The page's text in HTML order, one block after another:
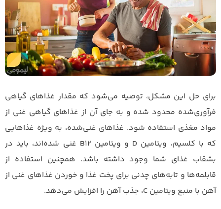
برای حل این مشکل، توصیه می‌شود که مقدار غذاهای گیاهی
فرآوری‌شده محدود شده و به جای آن از غذاهای گیاهی غنی از
مواد مغذی استفاده شود. غذاهای غنی‌شده، به ویژه غذاهایی
که با کلسیم، ویتامین D و ویتامین B12 غنی شده‌اند، باید در
بشقاب غذای شما وجود داشته باشد. همچنین استفاده از
قابلمه‌ها و تابه‌های چدنی برای پخت غذا و خوردن غذاهای غنی از
آهن با منبع ویتامین C، جذب آهن را افزایش می‌دهد.